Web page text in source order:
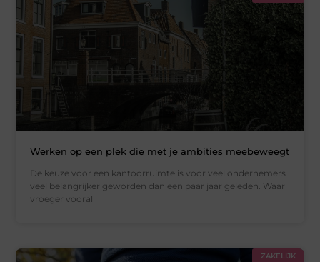
Werken op een plek die met je ambities meebeweegt
De keuze voor een kantoorruimte is voor veel ondernemers
veel belangrijker geworden dan een paar jaar geleden. Waar
vroeger vooral
ZAKELIJK